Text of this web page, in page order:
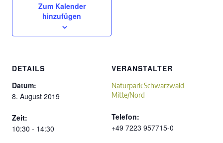
Zum Kalender
hinzufügen
DETAILS
Datum:
8. August 2019
Zeit:
10:30 - 14:30
VERANSTALTER
Naturpark Schwarzwald
Mitte/Nord
Telefon:
+49 7223 957715-0